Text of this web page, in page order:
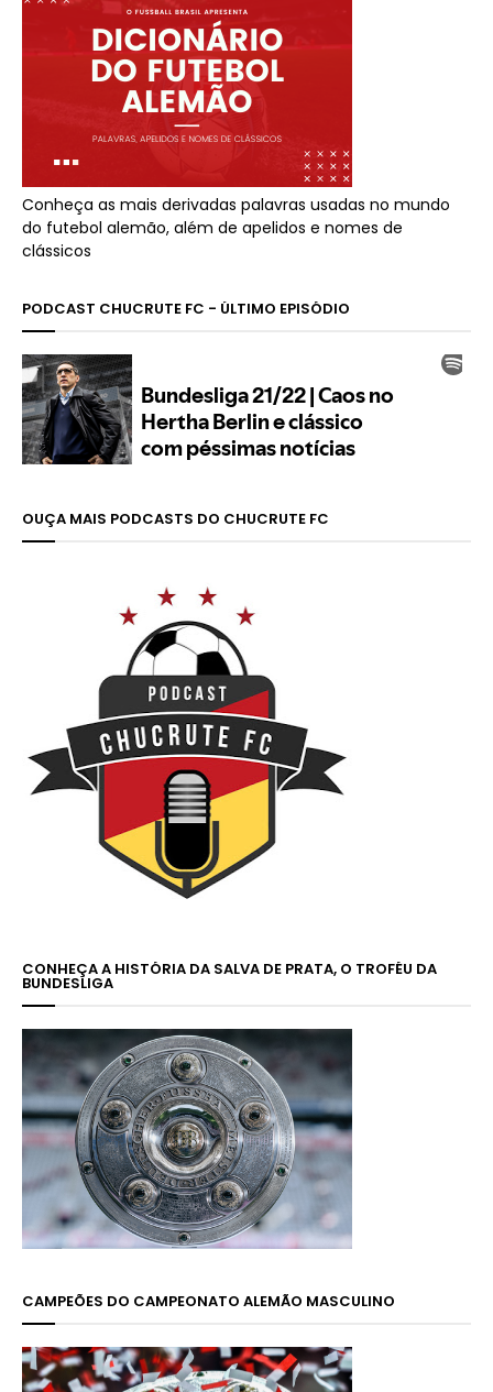
Conheça as mais derivadas palavras usadas no mundo
do futebol alemão, além de apelidos e nomes de
clássicos
PODCAST CHUCRUTE FC - ÚLTIMO EPISÓDIO
OUÇA MAIS PODCASTS DO CHUCRUTE FC
CONHEÇA A HISTÓRIA DA SALVA DE PRATA, O TROFÉU DA
BUNDESLIGA
CAMPEÕES DO CAMPEONATO ALEMÃO MASCULINO